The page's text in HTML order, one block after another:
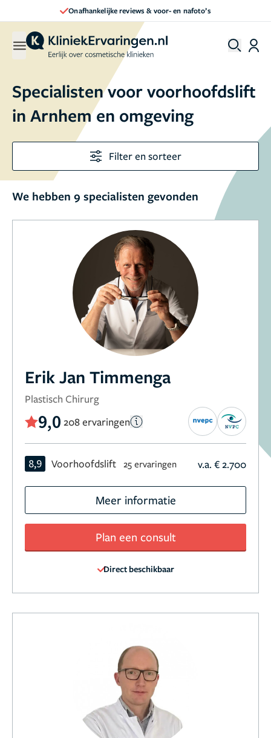
Onafhankelijke reviews & voor- en nafoto’s
Specialisten voor voorhoofdslift
in Arnhem en omgeving
Filter en sorteer
We hebben 9 specialisten gevonden
Erik Jan Timmenga
Plastisch Chirurg
9,0 208 ervaringen
8,9 Voorhoofdslift 25 ervaringen v.a. € 2.700
Meer informatie
Plan een consult
Direct beschikbaar